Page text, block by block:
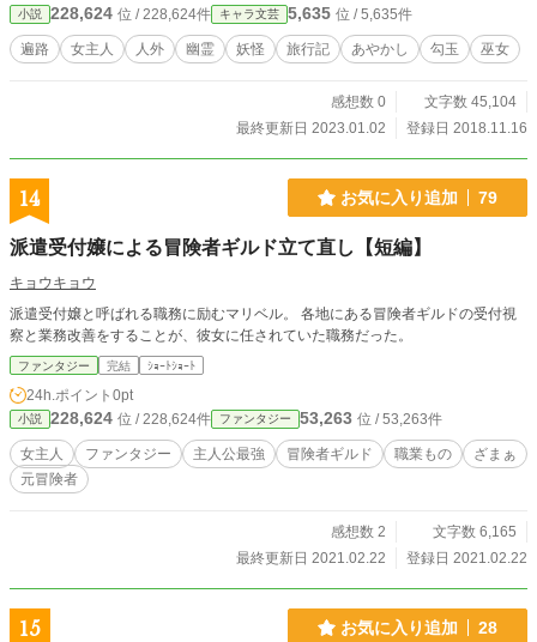
小説 228,624 位 / 228,624件 キャラ文芸 5,635 位 / 5,635件
遍路 女主人 人外 幽霊 妖怪 旅行記 あやかし 勾玉 巫女
感想数 0
文字数 45,104
最終更新日 2023.01.02
登録日 2018.11.16
14 お気に入り追加 79
派遣受付嬢による冒険者ギルド立て直し【短編】
キョウキョウ
派遣受付嬢と呼ばれる職務に励むマリベル。 各地にある冒険者ギルドの受付視
察と業務改善をすることが、彼女に任されていた職務だった。
ファンタジー 完結 ｼｮｰﾄｼｮｰﾄ
24h.ポイント 0pt
小説 228,624 位 / 228,624件 ファンタジー 53,263 位 / 53,263件
女主人 ファンタジー 主人公最強 冒険者ギルド 職業もの
ざまぁ
元冒険者
感想数 2
文字数 6,165
最終更新日 2021.02.22
登録日 2021.02.22
15 お気に入り追加 28